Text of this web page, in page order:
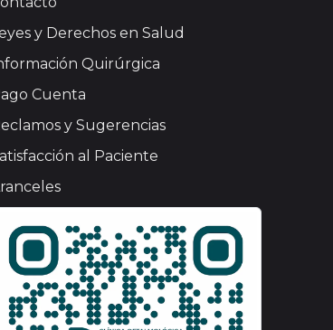
y Derechos en Salud
Quirúrgica
Cuenta
y Sugerencias
al Paciente